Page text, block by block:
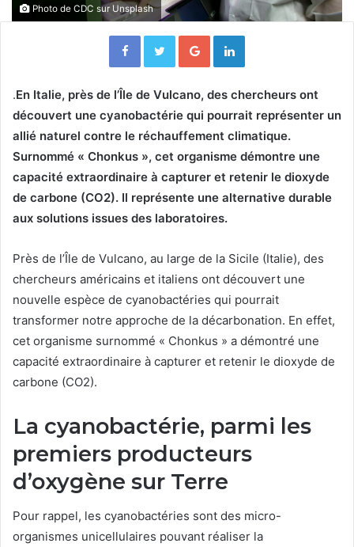
Photo de CDC sur Unsplash
FacebookTwitterGoogle+Linkedin
.En Italie, près de l’Île de Vulcano, des chercheurs ont
découvert une cyanobactérie qui pourrait représenter un
allié naturel contre le réchauffement climatique.
Surnommé « Chonkus », cet ​organisme démontre une
capacité extraordinaire à capturer et retenir le dioxyde
de carbone (CO2). Il représente une alternative durable
aux solutions issues des laboratoires.
Près de l’Île de Vulcano, au large de la Sicile (Italie), des
chercheurs américains et italiens ont découvert une
nouvelle‍ espèce de cyanobactéries qui pourrait
transformer notre approche de la décarbonation. En effet,
cet ​organisme surnommé « Chonkus » a démontré une
capacité extraordinaire à capturer et retenir le dioxyde de
carbone (CO2).
La cyanobactérie, parmi les
premiers producteurs
d’oxygène sur Terre
Pour rappel, les cyanobactéries sont des micro-
organismes unicellulaires pouvant réaliser la